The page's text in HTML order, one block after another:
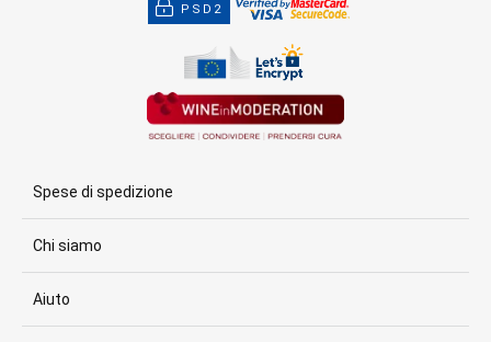
PSD2
Spese di spedizione
Chi siamo
Aiuto